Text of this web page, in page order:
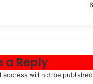
a Reply
address will not be